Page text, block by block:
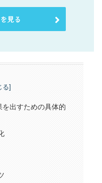
見る
出すための具体的